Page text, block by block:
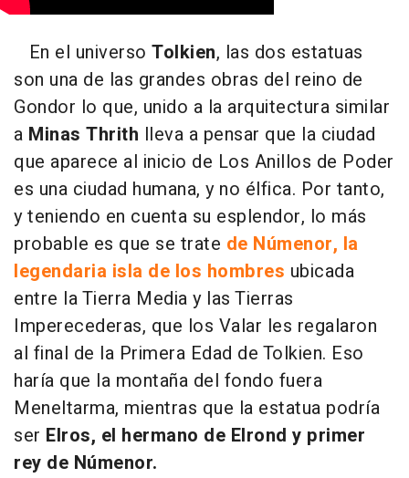
En el universo Tolkien, las dos estatuas
son una de las grandes obras del reino de
Gondor lo que, unido a la arquitectura similar
a Minas Thrith lleva a pensar que la ciudad
que aparece al inicio de Los Anillos de Poder
es una ciudad humana, y no élfica. Por tanto,
y teniendo en cuenta su esplendor, lo más
probable es que se trate de Númenor, la
legendaria isla de los hombres ubicada
entre la Tierra Media y las Tierras
Imperecederas, que los Valar les regalaron
al final de la Primera Edad de Tolkien. Eso
haría que la montaña del fondo fuera
Meneltarma, mientras que la estatua podría
ser Elros, el hermano de Elrond y primer
rey de Númenor.